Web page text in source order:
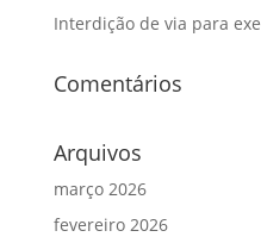
Interdição de via para
Comentários
Arquivos
março 2026
fevereiro 2026